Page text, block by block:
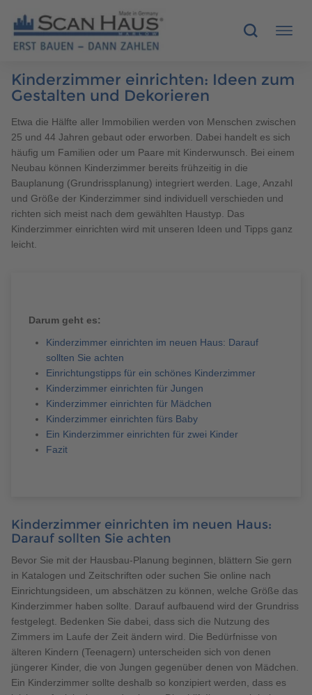
HÄUSER
MUSTERHÄUSER
SCANHAUS-VORTEILE
RUND UMS BAUEN
ÜBER UNS
Brauchen Sie Hilfe?
038221 4000
MUSTERHAUS FINDEN
Kinderzimmer einrichten: Ideen zum
Gestalten und Dekorieren
Etwa die Hälfte aller Immobilien werden von Menschen zwischen
25 und 44 Jahren gebaut oder erworben. Dabei handelt es sich
häufig um Familien oder um Paare mit Kinderwunsch. Bei einem
Neubau können Kinderzimmer bereits frühzeitig in die
Bauplanung (Grundrissplanung) integriert werden. Lage, Anzahl
und Größe der Kinderzimmer sind individuell verschieden und
richten sich meist nach dem gewählten Haustyp. Das
Kinderzimmer einrichten wird mit unseren Ideen und Tipps ganz
leicht.
Darum geht es:
Kinderzimmer einrichten im neuen Haus: Darauf
sollten Sie achten
Einrichtungstipps für ein schönes Kinderzimmer
Kinderzimmer einrichten für Jungen
Kinderzimmer einrichten für Mädchen
Kinderzimmer einrichten fürs Baby
Ein Kinderzimmer einrichten für zwei Kinder
Fazit
Kinderzimmer einrichten im neuen Haus:
Darauf sollten Sie achten
Bevor Sie mit der Hausbau-Planung beginnen, blättern Sie gern
in Katalogen und Zeitschriften oder suchen Sie online nach
Einrichtungsideen, um abschätzen zu können, welche Größe das
Kinderzimmer haben sollte. Darauf aufbauend wird der Grundriss
festgelegt. Bedenken Sie dabei, dass sich die Nutzung des
Zimmers im Laufe der Zeit ändern wird. Die Bedürfnisse von
älteren Kindern (Teenagern) unterscheiden sich von denen
jüngerer Kinder, die von Jungen gegenüber denen von Mädchen.
Ein Kinderzimmer sollte deshalb so konzipiert werden, dass es